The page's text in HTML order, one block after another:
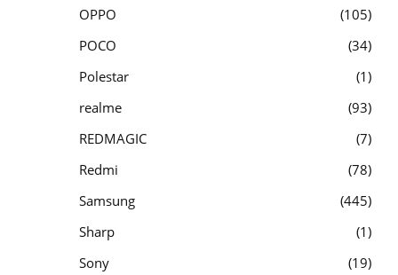
OPPO
105
POCO
34
Polestar
1
realme
93
REDMAGIC
7
Redmi
78
Samsung
445
Sharp
1
Sony
19